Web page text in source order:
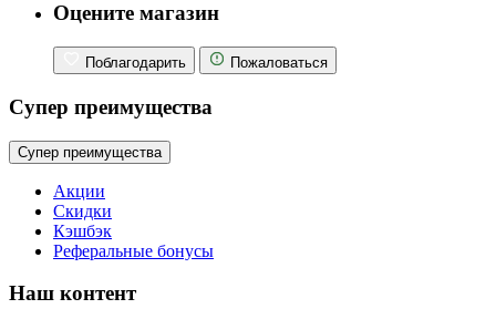
Оцените магазин
Поблагодарить Пожаловаться
Супер преимущества
Супер преимущества
Акции
Скидки
Кэшбэк
Реферальные бонусы
Наш контент